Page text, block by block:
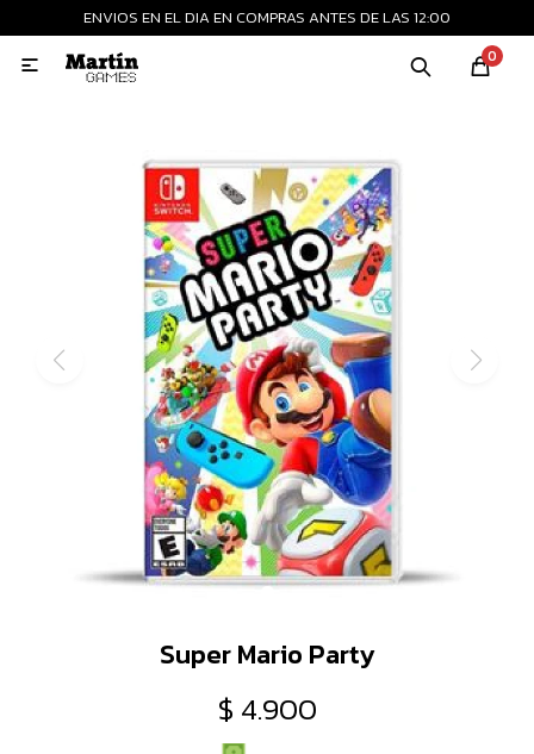
ENVIOS EN EL DIA EN COMPRAS ANTES DE LAS 12:00
0

Super Mario Party
$ 4.900
MI CUENTA
Consolas nuevas
Consolas recertificadas
Juegos